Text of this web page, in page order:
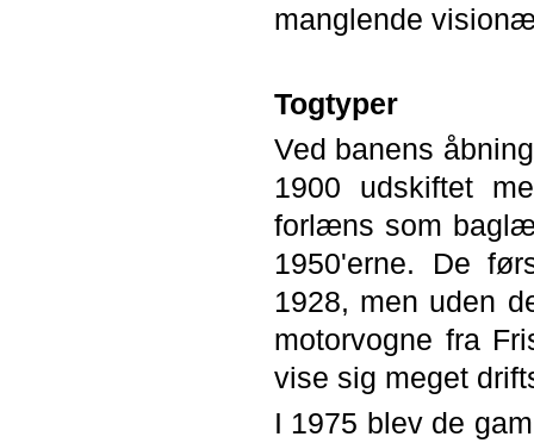
manglende
Togtyper
Ved banens
1900 udskiftet
forlæns som
1950'erne. De
1928, men uden
motorvogne fra
vise sig meget
I 1975 blev de